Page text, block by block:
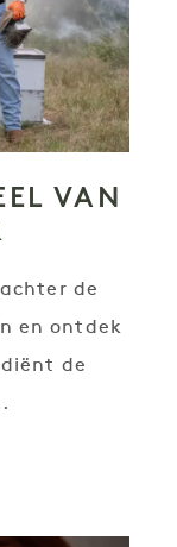
VAN
de
en ontdek
de